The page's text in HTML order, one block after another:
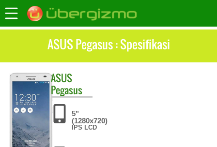
ASUS Pegasus : Spesifikasi
ASUS
Pegasus
5"
(1280x720)
IPS LCD